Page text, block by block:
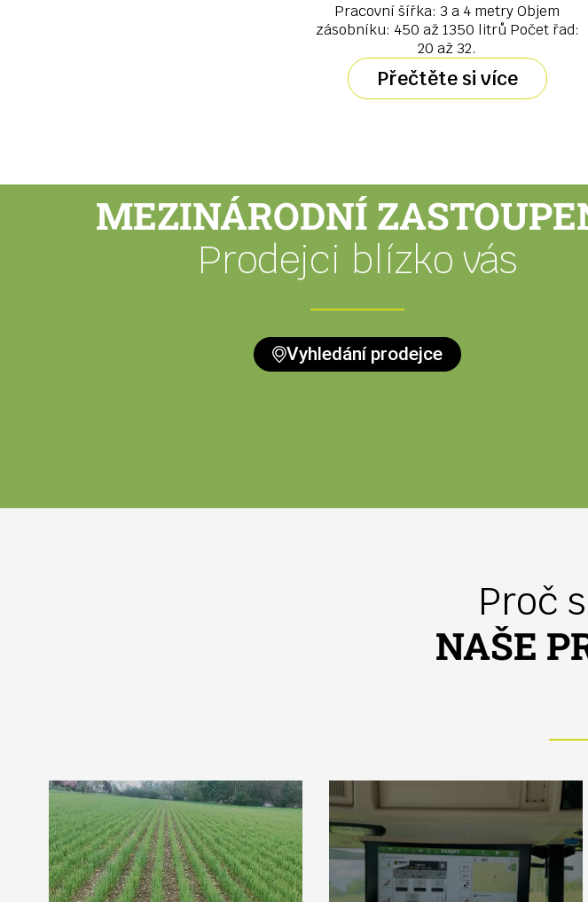
Pracovní šířka: 3 a 4 metry Objem
zásobníku: 450 až 1350 litrů Počet řad:
20 až 32.
Přečtěte si více
MEZINÁRODNÍ
Prodejci blízko vás
Vyhledání prodejce
Proč
NAŠE